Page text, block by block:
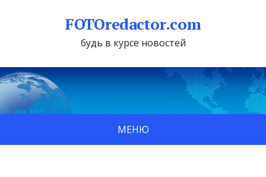
FOTOredactor.com
будь в курсе новостей
МЕНЮ